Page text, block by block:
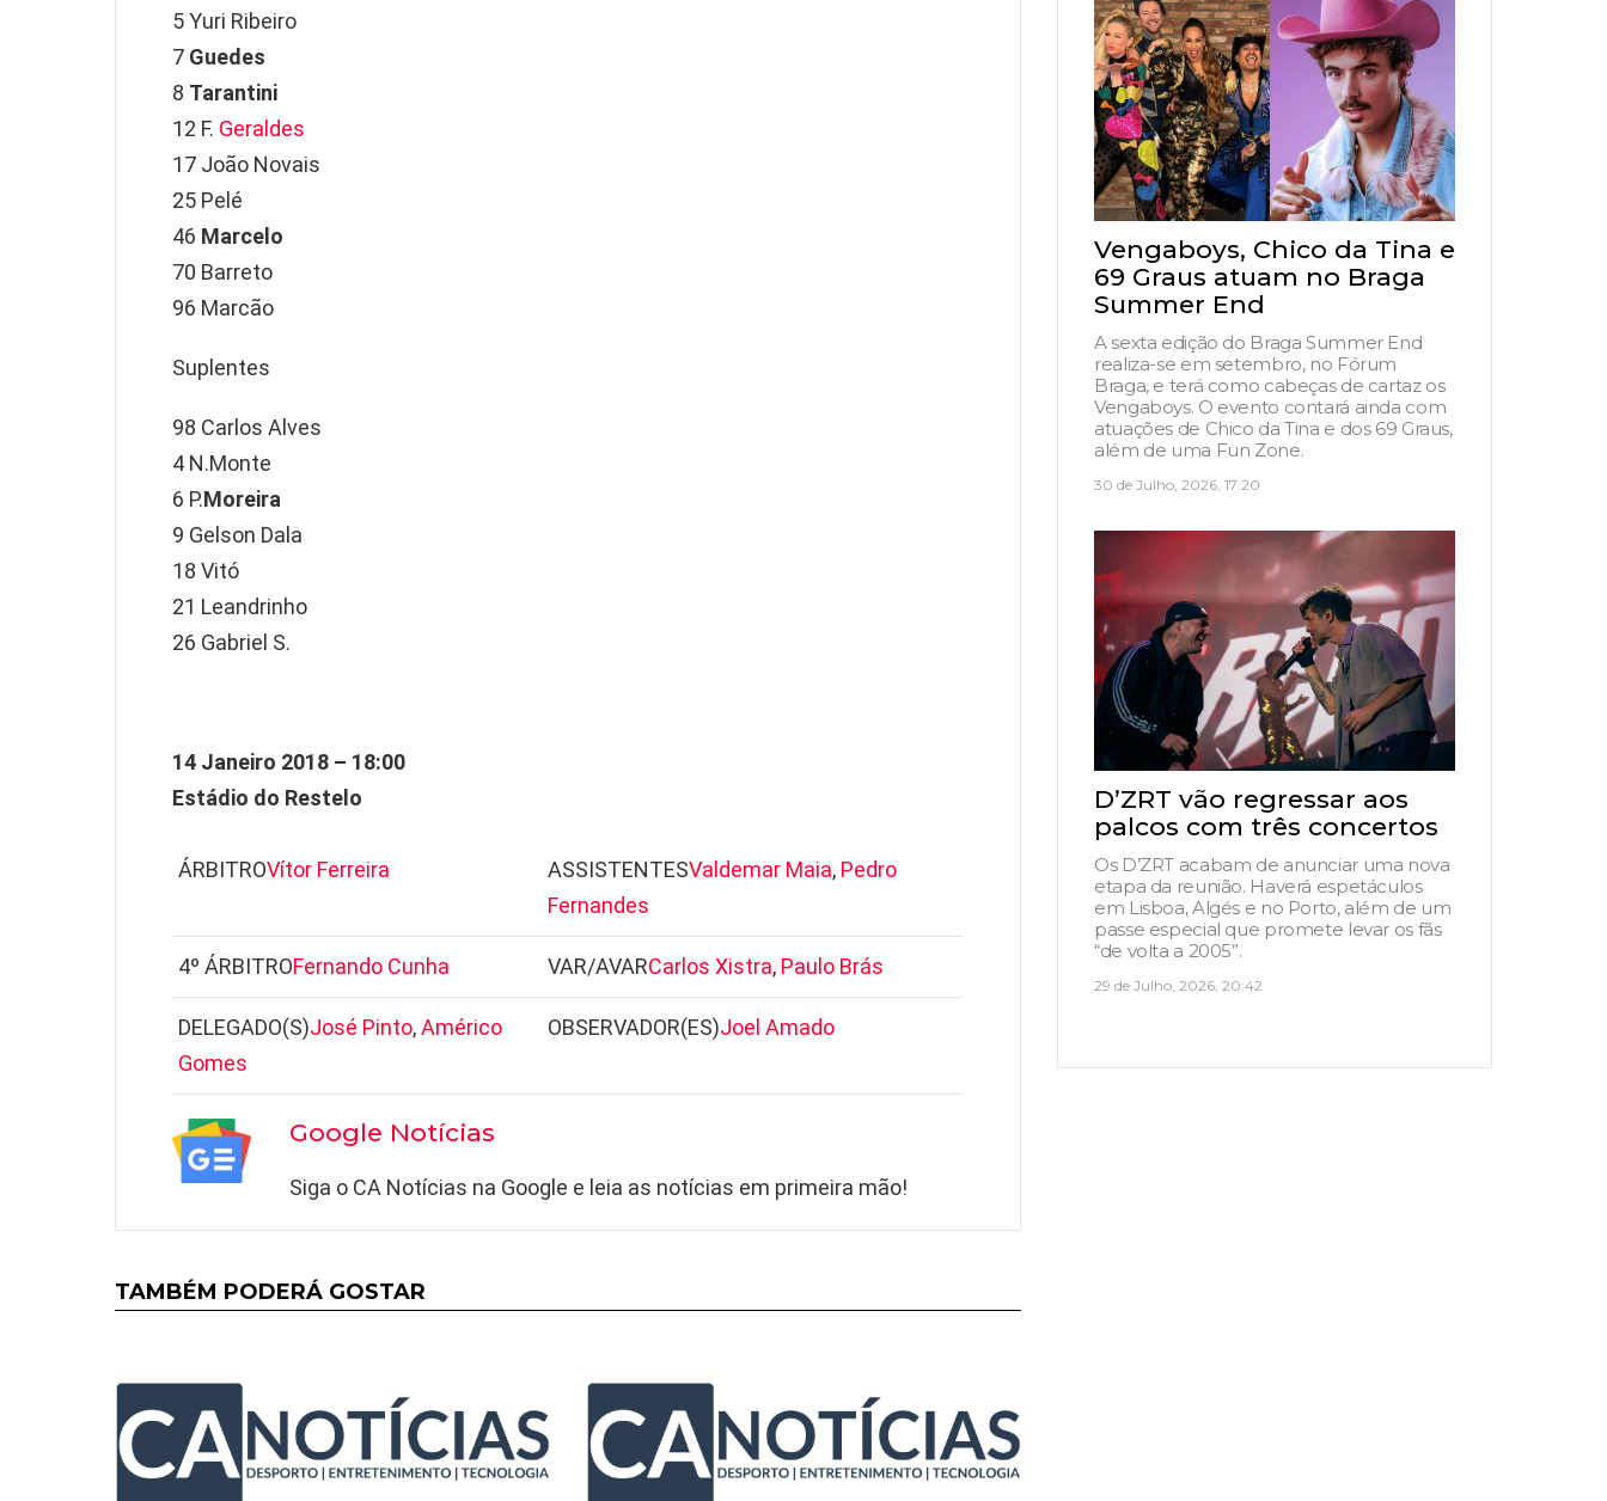
5 Yuri Ribeiro
7 Guedes
8 Tarantini
12 F. Geraldes
17 João Novais
25 Pelé
46 Marcelo
70 Barreto
96 Marcão
Suplentes
98 Carlos Alves
4 N.Monte
6 P.Moreira
9 Gelson Dala
18 Vitó
21 Leandrinho
26 Gabriel S.
14 Janeiro 2018 – 18:00
Estádio do Restelo
ÁRBITROVítor Ferreira ASSISTENTESValdemar Maia, Pedro
Fernandes
4º ÁRBITROFernando Cunha VAR/AVARCarlos Xistra, Paulo Brás
DELEGADO(S)José Pinto,Américo
Gomes
OBSERVADOR(ES)Joel Amado
Google Notícias
Siga o CA Notícias na Google e leia as notícias em primeira mão!
TAMBÉM PODERÁ GOSTAR
Vengaboys, Chico da Tina e
69 Graus atuam no Braga
Summer End
A sexta edição do Braga Summer End
realiza-se em setembro, no Fórum
Braga, e terá como cabeças de cartaz os
Vengaboys. O evento contará ainda com
atuações de Chico da Tina e dos 69 Graus,
além de uma Fun Zone.
30 de Julho, 2026, 17:20
D’ZRT vão regressar aos
palcos com três concertos
Os D’ZRT acabam de anunciar uma nova
etapa da reunião. Haverá espetáculos
em Lisboa, Algés e no Porto, além de um
passe especial que promete levar os fãs
“de volta a 2005”.
29 de Julho, 2026, 20:42